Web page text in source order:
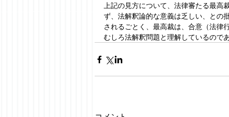
上記の見方について、法律審たる最高
ず、法解釈論的な意義は乏しい、との
されるごとく、最高裁は、合意（法律
むしろ法解釈問題と理解しているので